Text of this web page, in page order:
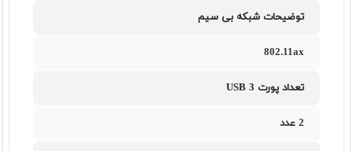
توضیحات شبکه بی سیم
802.11ax
تعداد پورت USB 3
2 عدد